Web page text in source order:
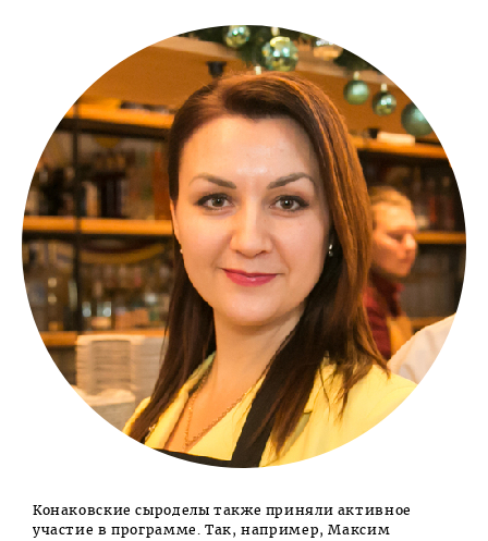
Конаковские сыроделы также приняли активное
участие в программе. Так, например, Максим